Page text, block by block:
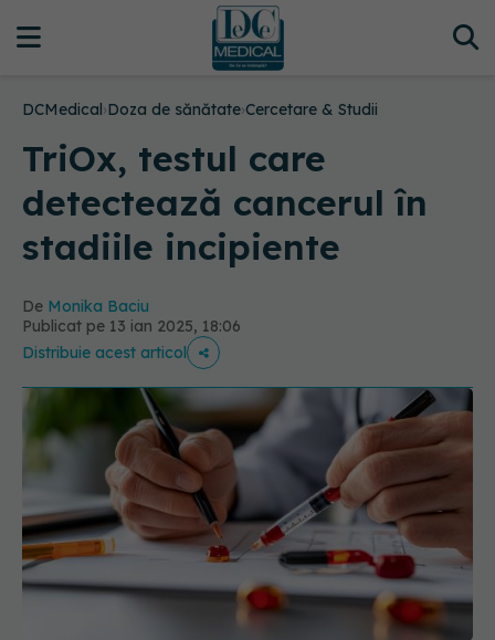
DCMedical›Doza de sănătate›Cercetare & Studii
TriOx, testul care
detectează cancerul în
stadiile incipiente
De Monika Baciu
Publicat pe 13 ian 2025, 18:06
Distribuie acest articol